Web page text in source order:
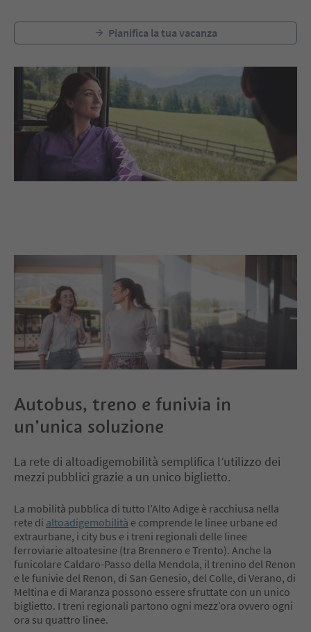
Pianifica la tua vacanza
Autobus, treno e funivia in
un’unica soluzione
La rete di altoadigemobilità semplifica l’utilizzo dei
mezzi pubblici grazie a un unico biglietto.
La mobilità pubblica di tutto l’Alto Adige è racchiusa nella
rete di altoadigemobilità e comprende le linee urbane ed
extraurbane, i city bus e i treni regionali delle linee
ferroviarie altoatesine (tra Brennero e Trento). Anche la
funicolare Caldaro-Passo della Mendola, il trenino del Renon
e le funivie del Renon, di San Genesio, del Colle, di Verano, di
Meltina e di Maranza possono essere sfruttate con un unico
biglietto. I treni regionali partono ogni mezz’ora ovvero ogni
ora su quattro linee.